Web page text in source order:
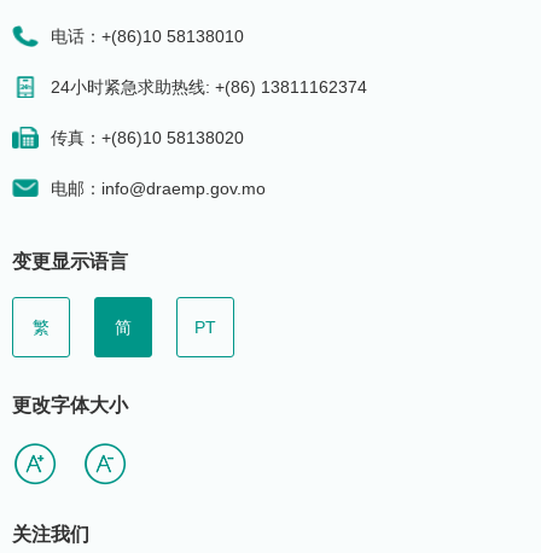
电话：+(86)10 58138010
24小时紧急求助热线: +(86) 13811162374
传真：+(86)10 58138020
电邮：info@draemp.gov.mo
变更显示语言
繁 简 PT
更改字体大小
关注我们